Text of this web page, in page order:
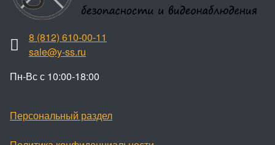
8 (812) 610-00-11
sale@y-ss.ru
Пн-Вс с 10:00-18:00
Персональный раздел